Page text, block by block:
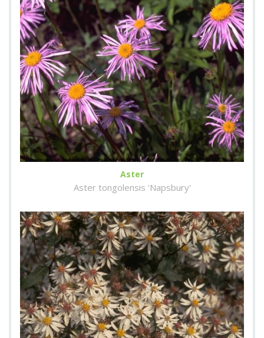
Aster
Aster tongolensis 'Napsbury'